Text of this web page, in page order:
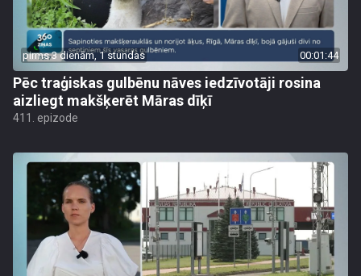
pirms 3 dienām, 1 stundas 00:01:44
Pēc traģiskas gulbēnu nāves iedzīvotāji rosina
aizliegt makšķerēt Māras dīķī
411. epizode